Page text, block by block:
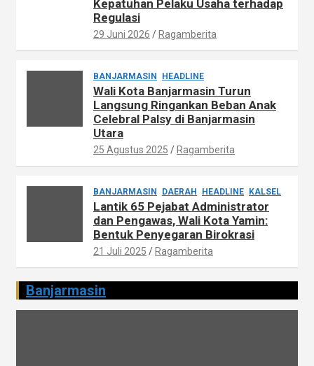
Kepatuhan Pelaku Usaha terhadap
Regulasi
29 Juni 2026 Ragamberita
BANJARMASIN HEADLINE
Wali Kota Banjarmasin Turun
Langsung Ringankan Beban Anak
Celebral Palsy di Banjarmasin
Utara
25 Agustus 2025 Ragamberita
BANJARMASIN DAERAH HEADLINE KALSEL
Lantik 65 Pejabat Administrator
dan Pengawas, Wali Kota Yamin:
Bentuk Penyegaran Birokrasi
21 Juli 2025 Ragamberita
Banjarmasin